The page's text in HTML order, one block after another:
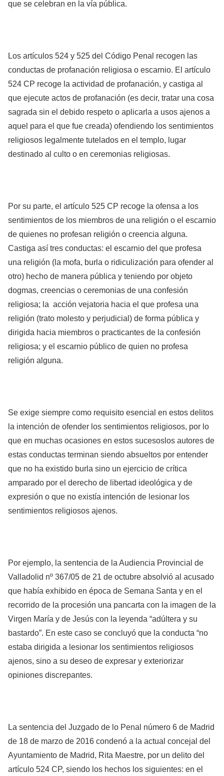
que se celebran en la vía pública.
Los artículos 524 y 525 del Código Penal recogen las
conductas de profanación religiosa o escarnio. El artículo
524 CP recoge la actividad de profanación, y castiga al
que ejecute actos de profanación (es decir, tratar una cosa
sagrada sin el debido respeto o aplicarla a usos ajenos a
aquel para el que fue creada) ofendiendo los sentimientos
religiosos legalmente tutelados en el templo, lugar
destinado al culto o en ceremonias religiosas.
Por su parte, el artículo 525 CP recoge la ofensa a los
sentimientos de los miembros de una religión o el escarnio
de quienes no profesan religión o creencia alguna.
Castiga así tres conductas: el escarnio del que profesa
una religión (la mofa, burla o ridiculización para ofender al
otro) hecho de manera pública y teniendo por objeto
dogmas, creencias o ceremonias de una confesión
religiosa; la acción vejatoria hacia el que profesa una
religión (trato molesto y perjudicial) de forma pública y
dirigida hacia miembros o practicantes de la confesión
religiosa; y el escarnio público de quien no profesa
religión alguna.
Se exige siempre como requisito esencial en estos delitos
la intención de ofender los sentimientos religiosos, por lo
que en muchas ocasiones en estos sucesoslos autores de
estas conductas terminan siendo absueltos por entender
que no ha existido burla sino un ejercicio de crítica
amparado por el derecho de libertad ideológica y de
expresión o que no existía intención de lesionar los
sentimientos religiosos ajenos.
Por ejemplo, la sentencia de la Audiencia Provincial de
Valladolid nº 367/05 de 21 de octubre absolvió al acusado
que había exhibido en época de Semana Santa y en el
recorrido de la procesión una pancarta con la imagen de la
Virgen María y de Jesús con la leyenda “adúltera y su
bastardo”. En este caso se concluyó que la conducta “no
estaba dirigida a lesionar los sentimientos religiosos
ajenos, sino a su deseo de expresar y exteriorizar
opiniones discrepantes.
La sentencia del Juzgado de lo Penal número 6 de Madrid
de 18 de marzo de 2016 condenó a la actual concejal del
Ayuntamiento de Madrid, Rita Maestre, por un delito del
artículo 524 CP, siendo los hechos los siguientes: en el